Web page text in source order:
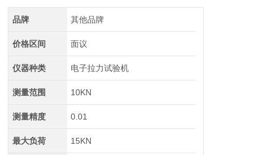
品牌 其他品牌
价格区间 面议
仪器种类 电子拉力试验机
测量范围 10KN
测量精度 0.01
最大负荷 15KN